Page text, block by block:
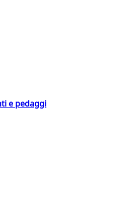
e pedaggi